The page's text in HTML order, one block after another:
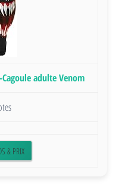
Cagoule adulte Venom
& PRIX